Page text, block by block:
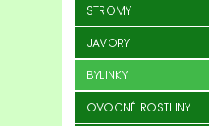
STROMY
JAVORY
BYLINKY
OVOCNÉ ROSTLINY